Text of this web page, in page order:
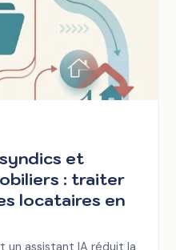
et
: traiter
locataires en
assistant IA réduit la